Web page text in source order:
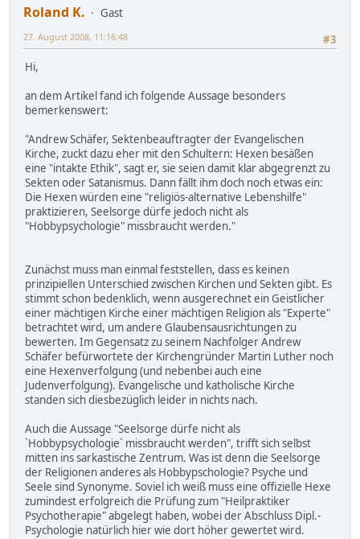
Roland K.
Gast
#3
27. August 2008, 11:16:48
Hi,
an dem Artikel fand ich folgende Aussage besonders
bemerkenswert:
"Andrew Schäfer, Sektenbeauftragter der Evangelischen
Kirche, zuckt dazu eher mit den Schultern: Hexen besäßen
eine "intakte Ethik", sagt er, sie seien damit klar abgegrenzt zu
Sekten oder Satanismus. Dann fällt ihm doch noch etwas ein:
Die Hexen würden eine "religiös-alternative Lebenshilfe"
praktizieren, Seelsorge dürfe jedoch nicht als
"Hobbypsychologie" missbraucht werden."
Zunächst muss man einmal feststellen, dass es keinen
prinzipiellen Unterschied zwischen Kirchen und Sekten gibt. Es
stimmt schon bedenklich, wenn ausgerechnet ein Geistlicher
einer mächtigen Kirche einer mächtigen Religion als "Experte"
betrachtet wird, um andere Glaubensausrichtungen zu
bewerten. Im Gegensatz zu seinem Nachfolger Andrew
Schäfer befürwortete der Kirchengründer Martin Luther noch
eine Hexenverfolgung (und nebenbei auch eine
Judenverfolgung). Evangelische und katholische Kirche
standen sich diesbezüglich leider in nichts nach.
Auch die Aussage "Seelsorge dürfe nicht als
`Hobbypsychologie´ missbraucht werden", trifft sich selbst
mitten ins sarkastische Zentrum. Was ist denn die Seelsorge
der Religionen anderes als Hobbypschologie? Psyche und
Seele sind Synonyme. Soviel ich weiß muss eine offizielle Hexe
zumindest erfolgreich die Prüfung zum "Heilpraktiker
Psychotherapie" abgelegt haben, wobei der Abschluss Dipl.-
Psychologie natürlich hier wie dort höher gewertet wird.